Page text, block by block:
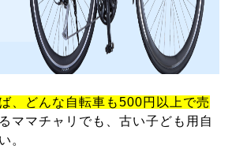
、どんな自転車も500円以上で売
ママチャリでも、古い子ども用自
。